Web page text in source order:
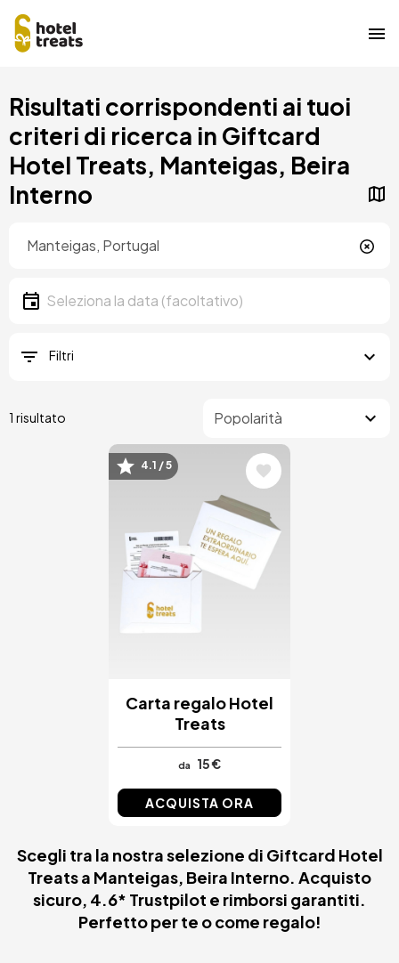
contenuto
principale
Risultati corrispondenti ai tuoi
criteri di ricerca in Giftcard
Hotel Treats, Manteigas, Beira
Interno
Data
Seleziona la data
Filtri
1 risultato
Immagine
4.1 / 5
Carta regalo Hotel
Treats
da 15 €
ACQUISTA ORA
Scegli tra la nostra selezione di Giftcard Hotel
Treats a Manteigas, Beira Interno. Acquisto
sicuro, 4.6* Trustpilot e rimborsi garantiti.
Perfetto per te o come regalo!